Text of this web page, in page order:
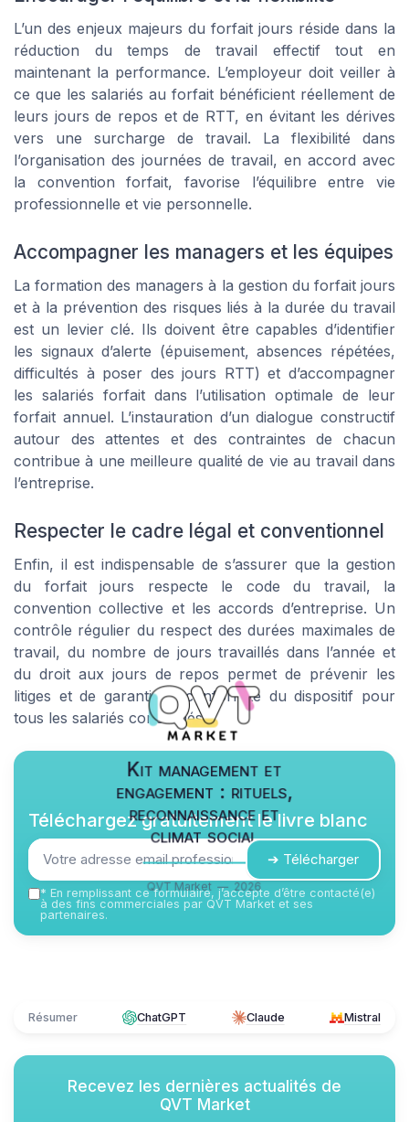
L’un des enjeux majeurs du forfait jours réside dans la
réduction du temps de travail effectif tout en
maintenant la performance. L’employeur doit veiller à
ce que les salariés au forfait bénéficient réellement de
leurs jours de repos et de RTT, en évitant les dérives
vers une surcharge de travail. La flexibilité dans
l’organisation des journées de travail, en accord avec
la convention forfait, favorise l’équilibre entre vie
professionnelle et vie personnelle.
Accompagner les managers et les équipes
La formation des managers à la gestion du forfait jours
et à la prévention des risques liés à la durée du travail
est un levier clé. Ils doivent être capables d’identifier
les signaux d’alerte (épuisement, absences répétées,
difficultés à poser des jours RTT) et d’accompagner
les salariés forfait dans l’utilisation optimale de leur
forfait annuel. L’instauration d’un dialogue constructif
autour des attentes et des contraintes de chacun
contribue à une meilleure qualité de vie au travail dans
l’entreprise.
Respecter le cadre légal et conventionnel
Enfin, il est indispensable de s’assurer que la gestion
du forfait jours respecte le code du travail, la
convention collective et les accords d’entreprise. Un
contrôle régulier du respect des durées maximales de
travail, du nombre de jours travaillés dans l’année et
du droit aux jours de repos permet de prévenir les
litiges et de garantir la conformité du dispositif pour
tous les salariés concernés.
Kit management et
engagement : rituels,
reconnaissance et
climat social
QVT Market — 2026
Téléchargez gratuitement le livre blanc
➔ Télécharger
* En remplissant ce formulaire, j’accepte d’être contacté(e)
à des fins commerciales par QVT Market et ses
partenaires.
Résumer ChatGPT Claude Mistral
Recevez les dernières actualités de
QVT Market